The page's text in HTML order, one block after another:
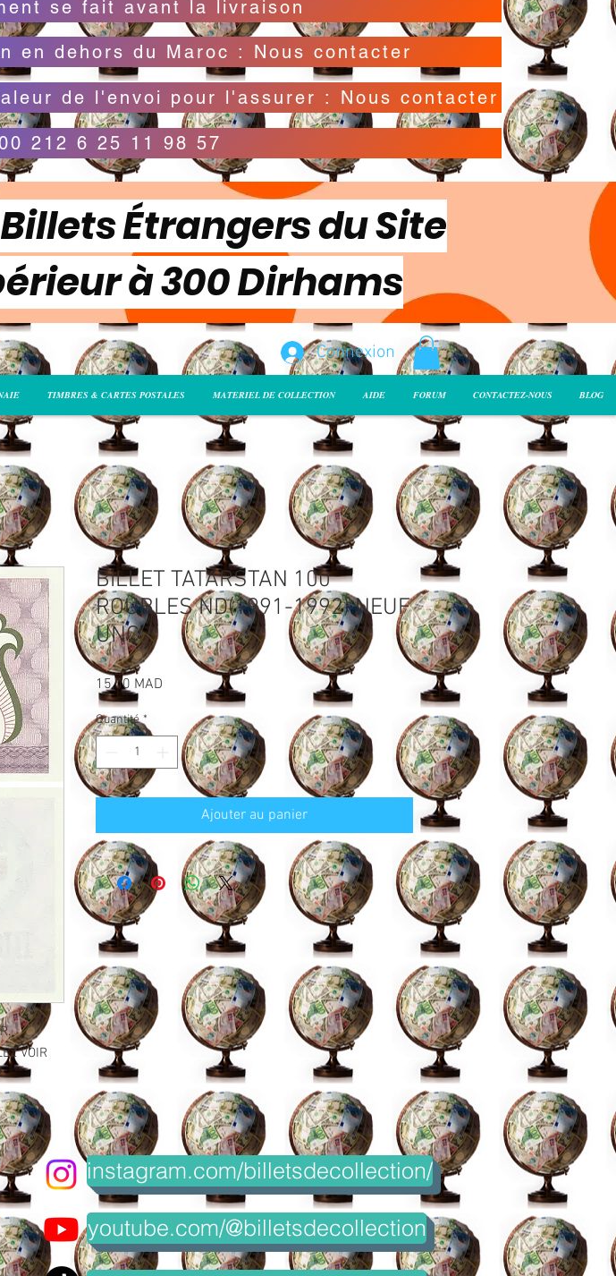
se fait avant la livraison
en dehors du Maroc : Nous contacter
Possibilité de déclarer la valeur de l'envoi pour l'assurer : Nous contacter
212 6 25 11 98 57
Étrangers du Site
à 300 Dirhams
Connexion
TIMBRES & CARTES POSTALES MATERIEL DE COLLECTION AIDE FORUM CONTACTEZ-NOUS BLOG
VOIR
BILLET TATARSTAN 100
ROUBLES ND(1991-1992) NEUF
UNC
15,00 MAD
Quantité *
Ajouter au panier
instagram.com/billetsdecollection/
youtube.com/@billetsdecollection